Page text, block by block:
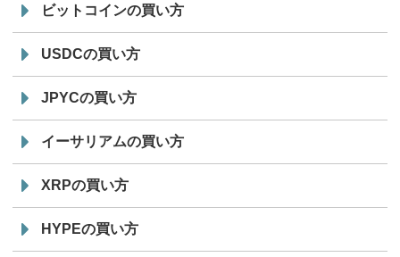
ビットコインの買い方
USDCの買い方
JPYCの買い方
イーサリアムの買い方
XRPの買い方
HYPEの買い方